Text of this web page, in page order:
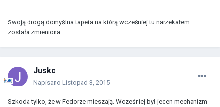
Swoją drogą domyślna tapeta na którą wcześniej tu narzekałem
została zmieniona.
Jusko
Napisano Listopad 3, 2015
Szkoda tylko, że w Fedorze mieszają. Wcześniej był jeden mechanizm